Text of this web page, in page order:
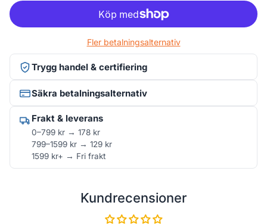
Fler betalningsalternativ
Trygg handel & certifiering
Säkra betalningsalternativ
Frakt & leverans
0–799 kr → 178 kr
799–1599 kr → 129 kr
1599 kr+ → Fri frakt
Kundrecensioner